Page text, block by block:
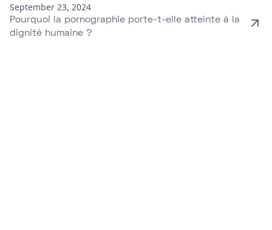
September 23, 2024
Pourquoi la pornographie porte-t-elle atteinte à la
dignité humaine ?